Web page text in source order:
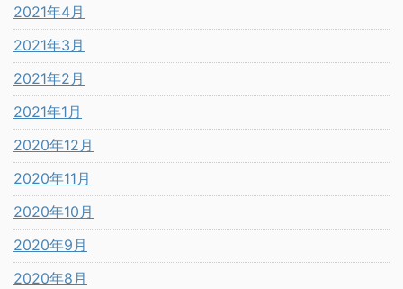
2021年4月
2021年3月
2021年2月
2021年1月
2020年12月
2020年11月
2020年10月
2020年9月
2020年8月